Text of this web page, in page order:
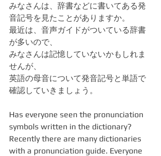
みなさんは、辞書などに書いてある発
音記号を見たことがありますか。
最近は、音声ガイドがついている辞書
が多いので、
みなさんは記憶していないかもしれま
せんが、
英語の母音について発音記号と単語で
確認していきましょう。
Has everyone seen the pronunciation
symbols written in the dictionary?
Recently there are many dictionaries
with a pronunciation guide. Everyone